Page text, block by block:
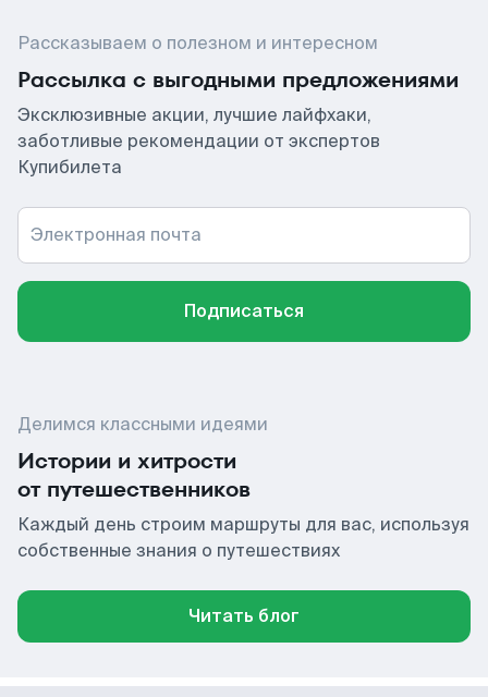
Рассказываем о полезном и интересном
Рассылка с выгодными предложениями
Эксклюзивные акции, лучшие лайфхаки,
заботливые рекомендации от экспертов
Купибилета
Электронная почта
Подписаться
Делимся классными идеями
Истории и хитрости
от путешественников
Каждый день строим маршруты для вас, используя
собственные знания о путешествиях
Читать блог